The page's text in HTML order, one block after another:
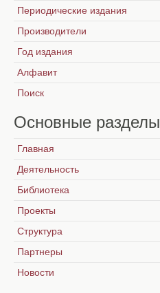
Периодические издания
Производители
Год издания
Алфавит
Поиск
Основные разделы
Главная
Деятельность
Библиотека
Проекты
Структура
Партнеры
Новости